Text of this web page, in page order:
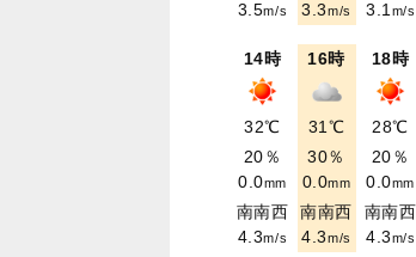
3.5m/s
3.3m/s
3.1m/s
14時
32℃
20％
0.0mm
南南西
4.3m/s
16時
31℃
30％
0.0mm
南南西
4.3m/s
18時
28℃
20％
0.0mm
南南西
4.3m/s